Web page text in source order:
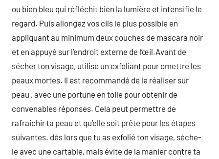
ou bien bleu qui réfléchit bien la lumière et intensifie le
regard. Puis allongez vos cils le plus possible en
appliquant au minimum deux couches de mascara noir
et en appuyé sur l’endroit externe de l’œil.Avant de
sécher ton visage, utilise un exfoliant pour omettre les
peaux mortes. Il est recommandé de le réaliser sur
peau , avec une portune en toile pour obtenir de
convenables réponses. Cela peut permettre de
rafraichir ta peau et qu’elle soit prête pour les étapes
suivantes. dès lors que tu as exfolié ton visage, sèche-
le avec une cartable, mais évite de la manier contre ta